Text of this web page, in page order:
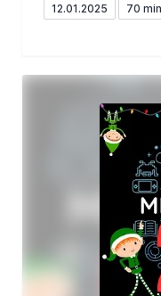
12.01.2025 70 min